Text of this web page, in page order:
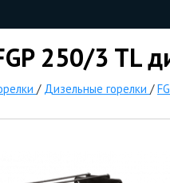
250/3 TL
/ Дизельные горелки /